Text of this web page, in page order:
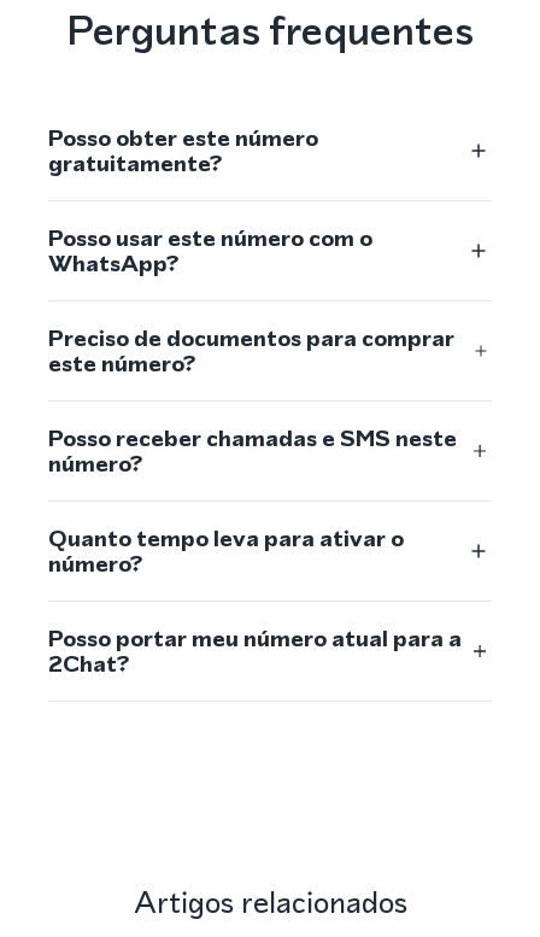
Perguntas frequentes
Posso obter este número
gratuitamente?
Posso usar este número com o
WhatsApp?
Preciso de documentos para comprar
este número?
Posso receber chamadas e SMS neste
número?
Quanto tempo leva para ativar o
número?
Posso portar meu número atual para a
2Chat?
Artigos relacionados